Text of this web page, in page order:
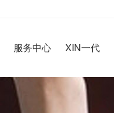
服务中心 XIN一代